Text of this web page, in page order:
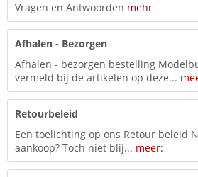
Vragen en Antwoorden mehr
Afhalen - Bezorgen
Afhalen - bezorgen bestelling
vermeld bij de artikelen op deze...
Retourbeleid
Een toelichting op ons Retour beleid
aankoop? Toch niet blij... meer: